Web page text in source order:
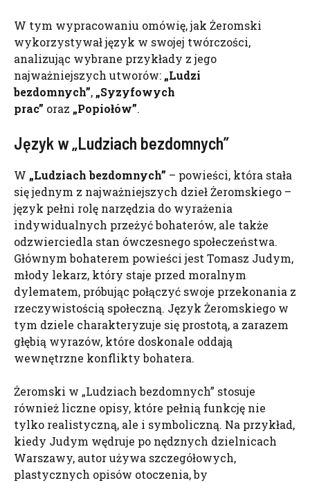
W tym wypracowaniu omówię, jak Żeromski
wykorzystywał język w swojej twórczości,
analizując wybrane przykłady z jego
najważniejszych utworów: „Ludzi
bezdomnych”, „Syzyfowych
prac” oraz „Popiołów”.
Język w „Ludziach bezdomnych”
W „Ludziach bezdomnych” – powieści, która stała
się jednym z najważniejszych dzieł Żeromskiego –
język pełni rolę narzędzia do wyrażenia
indywidualnych przeżyć bohaterów, ale także
odzwierciedla stan ówczesnego społeczeństwa.
Głównym bohaterem powieści jest Tomasz Judym,
młody lekarz, który staje przed moralnym
dylematem, próbując połączyć swoje przekonania z
rzeczywistością społeczną. Język Żeromskiego w
tym dziele charakteryzuje się prostotą, a zarazem
głębią wyrazów, które doskonale oddają
wewnętrzne konflikty bohatera.
Żeromski w „Ludziach bezdomnych” stosuje
również liczne opisy, które pełnią funkcję nie
tylko realistyczną, ale i symboliczną. Na przykład,
kiedy Judym wędruje po nędznych dzielnicach
Warszawy, autor używa szczegółowych,
plastycznych opisów otoczenia, by